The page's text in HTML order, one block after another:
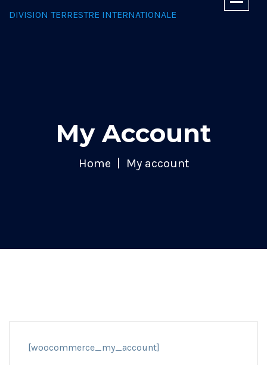
DIVISION TERRESTRE INTERNATIONALE
My Account
Home My account
[woocommerce_my_account]